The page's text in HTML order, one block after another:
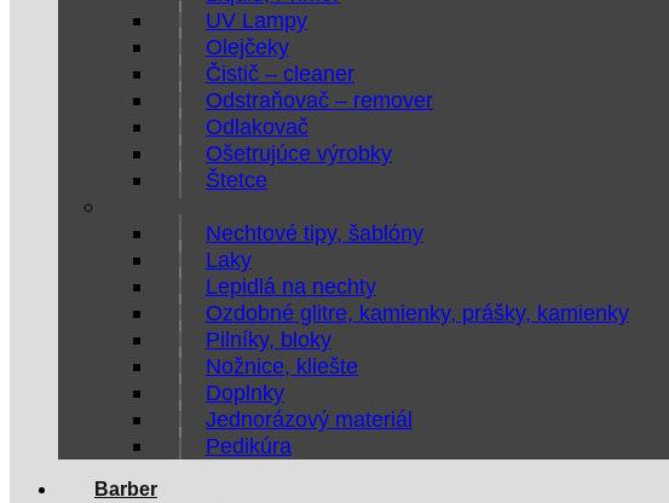
UV Lampy
Olejčeky
Čistič – cleaner
Odstraňovač – remover
Odlakovač
Ošetrujúce výrobky
Štetce
Nechtové tipy, šablóny
Laky
Lepidlá na nechty
Ozdobné glitre, kamienky, prášky, kamienky
Pilníky, bloky
Nožnice, kliešte
Doplnky
Jednorázový materiál
Pedikúra
Barber